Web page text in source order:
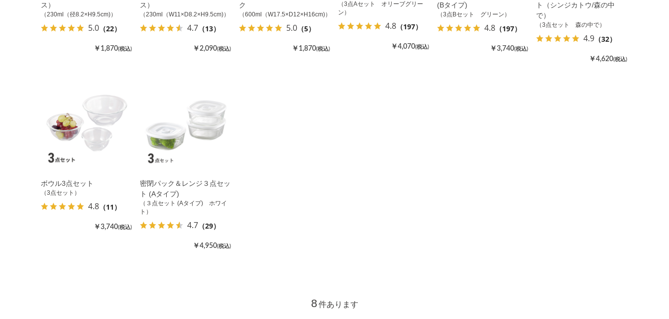
ス）
（230ml（径8.2×H9.5cm)）
￥1,870(税込)
5.0 （22）
ス）
（230ml（W11×D8.2×H9.5cm)）
￥2,090(税込)
4.7 （13）
ク
（600ml（W17.5×D12×H16cm)）
￥1,870(税込)
5.0 （5）
（3点Aセット オリーブグリー
ン）
￥4,070(税込)
4.8 （197）
(Bタイプ)
（3点Bセット グリーン）
￥3,740(税込)
4.8 （197）
ト（シンジカトウ/森の中
で）
（3点セット 森の中で）
￥4,620(税込)
4.9 （32）
ボウル3点セット
（3点セット）
￥3,740(税込)
4.8 （11）
密閉パック＆レンジ３点セッ
ト (Aタイプ)
（３点セット (Aタイプ) ホワイ
ト）
￥4,950(税込)
4.7 （29）
8 件あります